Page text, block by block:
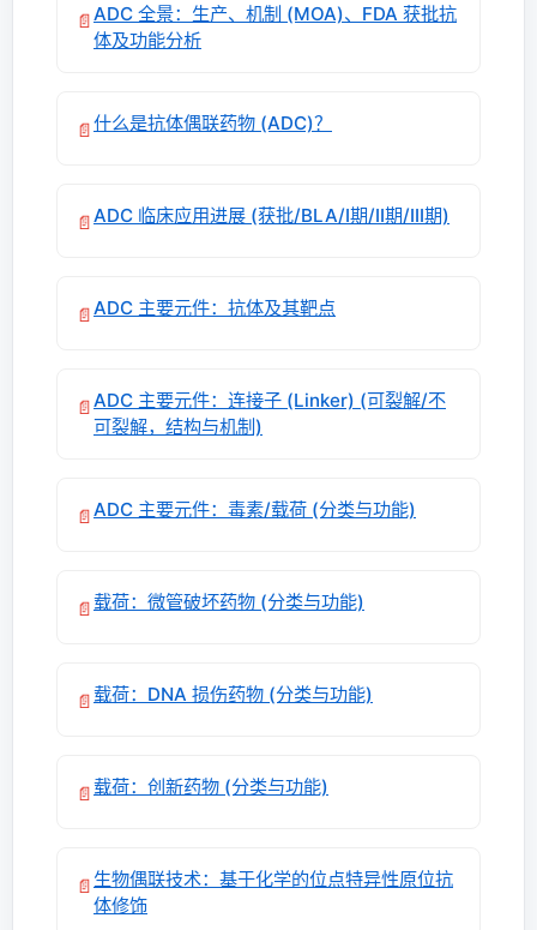
📄 ADC 全景：生产、机制 (MOA)、FDA 获批抗
体及功能分析
📄什么是抗体偶联药物 (ADC)？
📄 ADC 临床应用进展 (获批/BLA/I期/II期/III期)
📄 ADC 主要元件：抗体及其靶点
📄 ADC 主要元件：连接子 (Linker) (可裂解/不
可裂解，结构与机制)
📄 ADC 主要元件：毒素/载荷 (分类与功能)
📄载荷：微管破坏药物 (分类与功能)
📄载荷：DNA 损伤药物 (分类与功能)
📄载荷：创新药物 (分类与功能)
📄 生物偶联技术：基于化学的位点特异性原位抗
体修饰